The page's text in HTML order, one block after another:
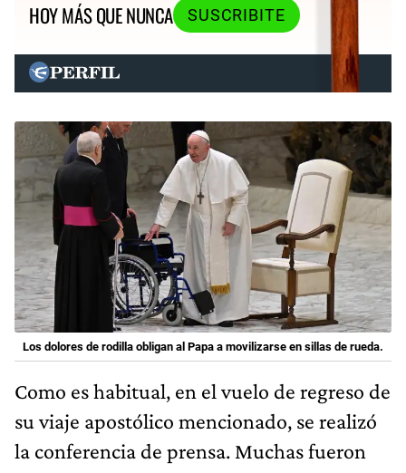
HOY MÁS QUE NUNCA
SUSCRIBITE
Los dolores de rodilla obligan al Papa a movilizarse en sillas de rueda.
Como es habitual, en el vuelo de regreso de
su viaje apostólico mencionado, se realizó
la conferencia de prensa. Muchas fueron